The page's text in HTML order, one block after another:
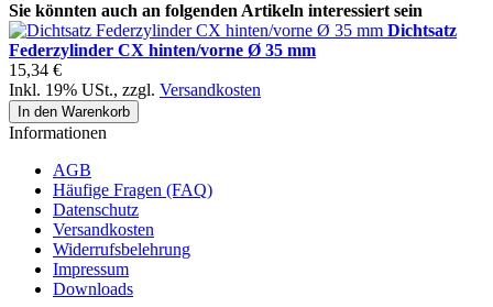
Sie könnten auch an folgenden Artikeln interessiert sein
Dichtsatz
Federzylinder CX hinten/vorne Ø 35 mm
15,34 €
Inkl. 19% USt., zzgl. Versandkosten
In den Warenkorb
Informationen
AGB
Häufige Fragen (FAQ)
Datenschutz
Versandkosten
Widerrufsbelehrung
Impressum
Downloads